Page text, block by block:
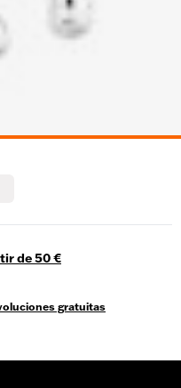
de 50 €
gratuitas